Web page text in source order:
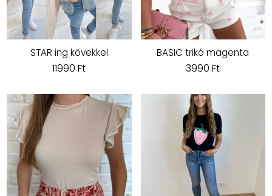
STAR ing kövekkel
11990 Ft
BASIC trikó magenta
3990 Ft